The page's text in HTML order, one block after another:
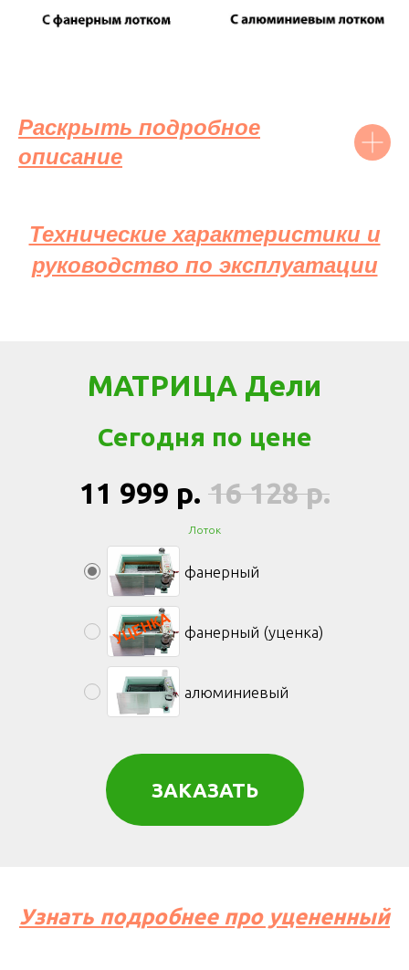
Раскрыть подробное
описание
Технические характеристики и
руководство по эксплуатации
МАТРИЦА Дели
Сегодня по цене
11 999 р. 16 128 р.
Лоток
фанерный
фанерный (уценка)
алюминиевый
ЗАКАЗАТЬ
Узнать подробнее про уцененный